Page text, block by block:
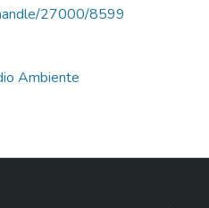
27000/8599
Ambiente